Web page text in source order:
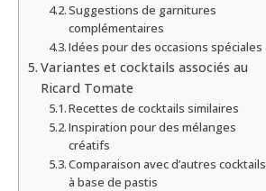
Suggestions de garnitures
complémentaires
Idées pour des occasions spéciales
Variantes et cocktails associés au
Ricard Tomate
Recettes de cocktails similaires
Inspiration pour des mélanges
créatifs
Comparaison avec d’autres cocktails
à base de pastis